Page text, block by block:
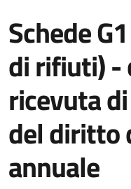
Schede
di rifiuti) -
ricevuta
del diritto
annuale